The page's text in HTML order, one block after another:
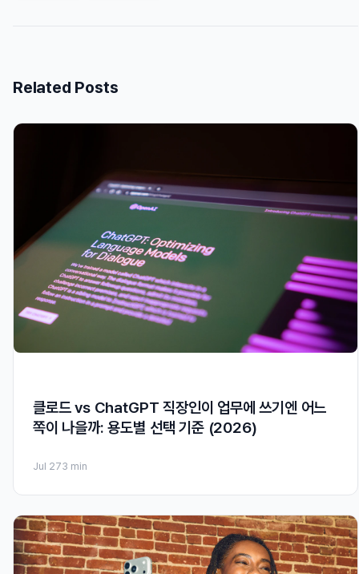
Related Posts
클로드 vs ChatGPT 직장인이 업무에 쓰기엔 어느
쪽이 나을까: 용도별 선택 기준 (2026)
Jul 273 min